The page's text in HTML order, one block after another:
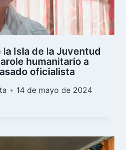
Isla de la Juventud
humanitario a
oficialista
14 de mayo de 2024